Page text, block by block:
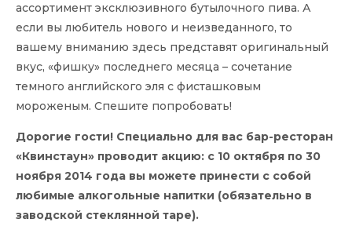
ассортимент эксклюзивного бутылочного пива. А
если вы любитель нового и неизведанного, то
вашему вниманию здесь представят оригинальный
вкус, «фишку» последнего месяца – сочетание
темного английского эля с фисташковым
мороженым. Спешите попробовать!
Дорогие гости! Специально для вас бар-ресторан
«Квинстаун» проводит акцию: с 10 октября по 30
ноября 2014 года вы можете принести с собой
любимые алкогольные напитки (обязательно в
заводской стеклянной таре).